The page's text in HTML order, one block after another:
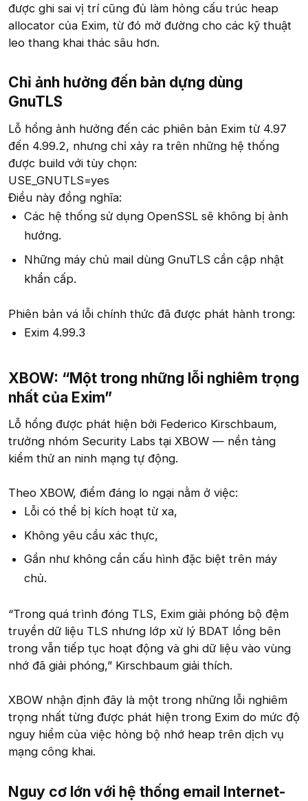
được ghi sai vị trí cũng đủ làm hỏng cấu trúc heap
allocator của Exim, từ đó mở đường cho các kỹ thuật
leo thang khai thác sâu hơn.
Chỉ ảnh hưởng đến bản dựng dùng
GnuTLS​
Lỗ hổng ảnh hưởng đến các phiên bản Exim từ 4.97
đến 4.99.2, nhưng chỉ xảy ra trên những hệ thống
được build với tùy chọn:
USE_GNUTLS=yes
Điều này đồng nghĩa:
Các hệ thống sử dụng OpenSSL sẽ không bị ảnh
hưởng.
Những máy chủ mail dùng GnuTLS cần cập nhật
khẩn cấp.
Phiên bản vá lỗi chính thức đã được phát hành trong:
Exim 4.99.3
XBOW: “Một trong những lỗi nghiêm trọng
nhất của Exim”​
Lỗ hổng được phát hiện bởi Federico Kirschbaum,
trưởng nhóm Security Labs tại XBOW — nền tảng
kiểm thử an ninh mạng tự động.
Theo XBOW, điểm đáng lo ngại nằm ở việc:
Lỗi có thể bị kích hoạt từ xa,
Không yêu cầu xác thực,
Gần như không cần cấu hình đặc biệt trên máy
chủ.
“Trong quá trình đóng TLS, Exim giải phóng bộ đệm
truyền dữ liệu TLS nhưng lớp xử lý BDAT lồng bên
trong vẫn tiếp tục hoạt động và ghi dữ liệu vào vùng
nhớ đã giải phóng,” Kirschbaum giải thích.
XBOW nhận định đây là một trong những lỗi nghiêm
trọng nhất từng được phát hiện trong Exim do mức độ
nguy hiểm của việc hỏng bộ nhớ heap trên dịch vụ
mạng công khai.
Nguy cơ lớn với hệ thống email Internet-